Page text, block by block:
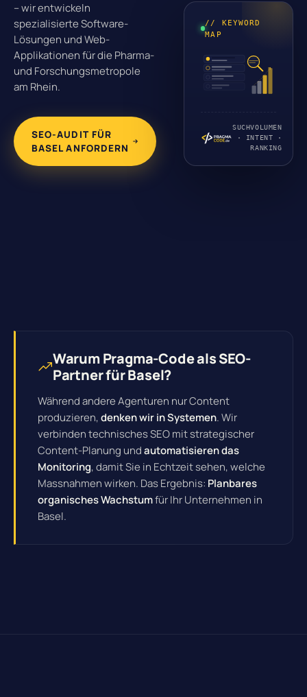
– wir entwickeln
spezialisierte Software-
Lösungen und Web-
Applikationen für die Pharma-
und Forschungsmetropole
am Rhein.
SEO-AUDIT FÜR
BASEL ANFORDERN
// KEYWORD
MAP
SUCHVOLUMEN
· INTENT ·
RANKING
Warum Pragma-Code als SEO-
Partner für Basel?
Während andere Agenturen nur Content
produzieren,denken wir in Systemen. Wir
verbinden technisches SEO mit strategischer
Content-Planung undautomatisieren das
Monitoring, damit Sie in Echtzeit sehen, welche
Massnahmen wirken. Das Ergebnis: Planbares
organisches Wachstumfür Ihr Unternehmen in
Basel.